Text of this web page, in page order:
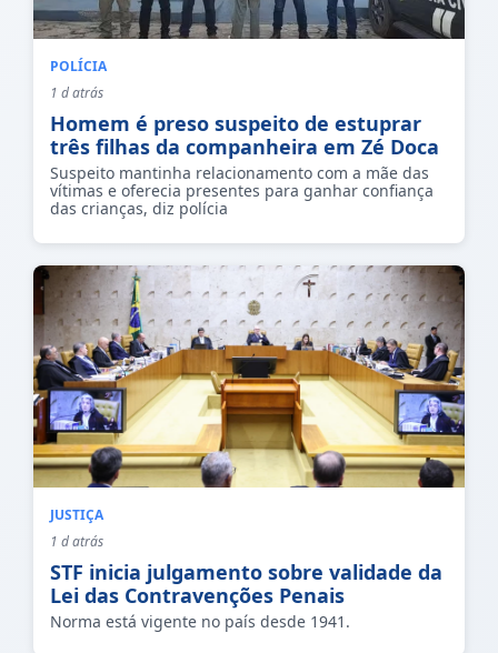
POLÍCIA
1 d atrás
Homem é preso suspeito de estuprar
três filhas da companheira em Zé Doca
Suspeito mantinha relacionamento com a mãe das
vítimas e oferecia presentes para ganhar confiança
das crianças, diz polícia
JUSTIÇA
1 d atrás
STF inicia julgamento sobre validade da
Lei das Contravenções Penais
Norma está vigente no país desde 1941.